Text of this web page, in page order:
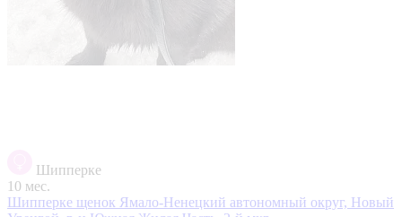
Шипперке
10 мес.
Шипперке щенок Ямало-Ненецкий автономный округ, Новый